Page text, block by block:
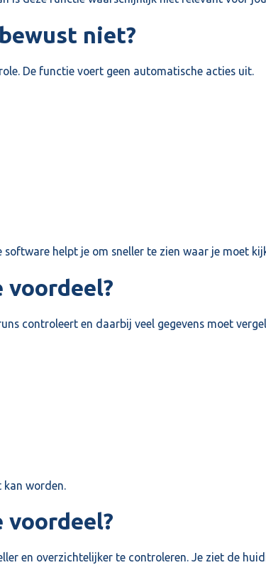
niet?
De functie voert geen automatische acties uit.
helpt je om sneller te zien waar je moet
voordeel?
controleert en daarbij veel gegevens moet
worden.
voordeel?
en overzichtelijker te controleren. Je ziet de